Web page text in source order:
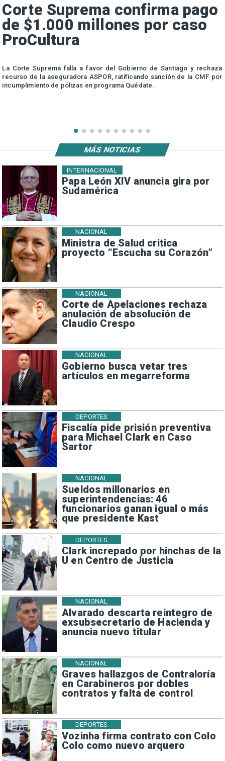
Corte Suprema confirma pago
de $1.000 millones por caso
ProCultura
La Corte Suprema falla a favor del Gobierno de Santiago y rechaza
recurso de la aseguradora ASPOR, ratificando sanción de la CMF por
incumplimiento de pólizas en programa Quédate.
Papa León XIV anuncia gira por
Sudamérica
INTERNACIONAL
Ministra de Salud critica
proyecto “Escucha su Corazón”
NACIONAL
Corte de Apelaciones rechaza
anulación de absolución de
Claudio Crespo
NACIONAL
Gobierno busca vetar tres
artículos en megarreforma
NACIONAL
Fiscalía pide prisión preventiva
para Michael Clark en Caso
Sartor
DEPORTES
Sueldos millonarios en
superintendencias: 46
funcionarios ganan igual o más
que presidente Kast
NACIONAL
Clark increpado por hinchas de la
U en Centro de Justicia
DEPORTES
Alvarado descarta reintegro de
exsubsecretario de Hacienda y
anuncia nuevo titular
NACIONAL
Graves hallazgos de Contraloría
en Carabineros por dobles
contratos y falta de control
NACIONAL
Vozinha firma contrato con Colo
Colo como nuevo arquero
DEPORTES
MÁS NOTICIAS